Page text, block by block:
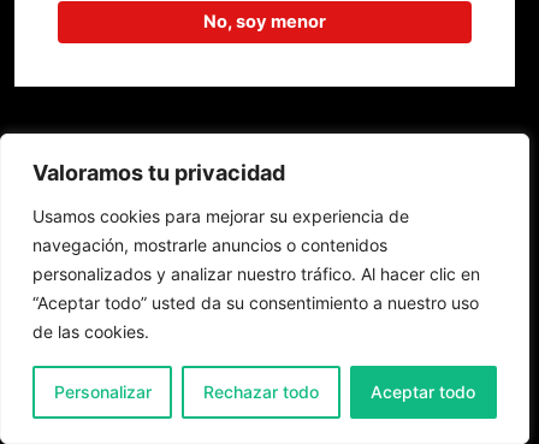
Valoramos tu privacidad
Usamos cookies para mejorar su experiencia de
navegación, mostrarle anuncios o contenidos
personalizados y analizar nuestro tráfico. Al hacer clic en
“Aceptar todo” usted da su consentimiento a nuestro uso
de las cookies.
Personalizar Rechazar todo Aceptar todo
No, soy menor